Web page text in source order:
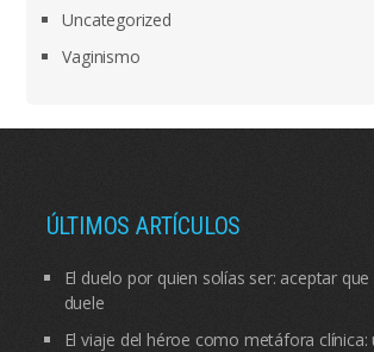
Uncategorized
Vaginismo
ÚLTIMOS ARTÍCULOS
El duelo por quien solías ser: aceptar
duele
El viaje del héroe como metáfora